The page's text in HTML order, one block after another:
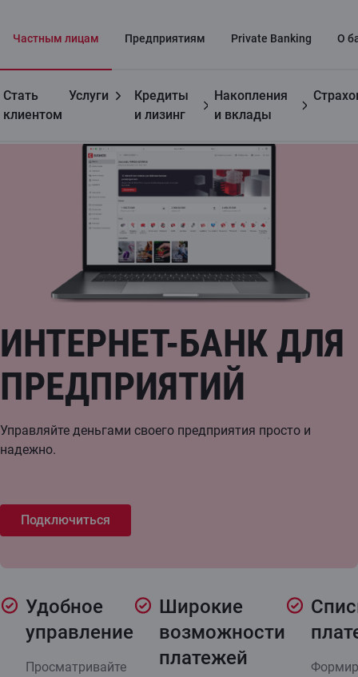
Частным лицaм Предприятиям Private Banking О
Стать
клиентом
Услуги
Кредиты
и лизинг
Накопления
и вклады
Полезно Интернет-банк для предприятий
ИНТЕРНЕТ-БАНК ДЛЯ
ПРЕДПРИЯТИЙ
Управляйте деньгами своего предприятия просто и
надежно.
Подключиться
Удобное
управление
Просматривайте
Широкие
возможности
платежей